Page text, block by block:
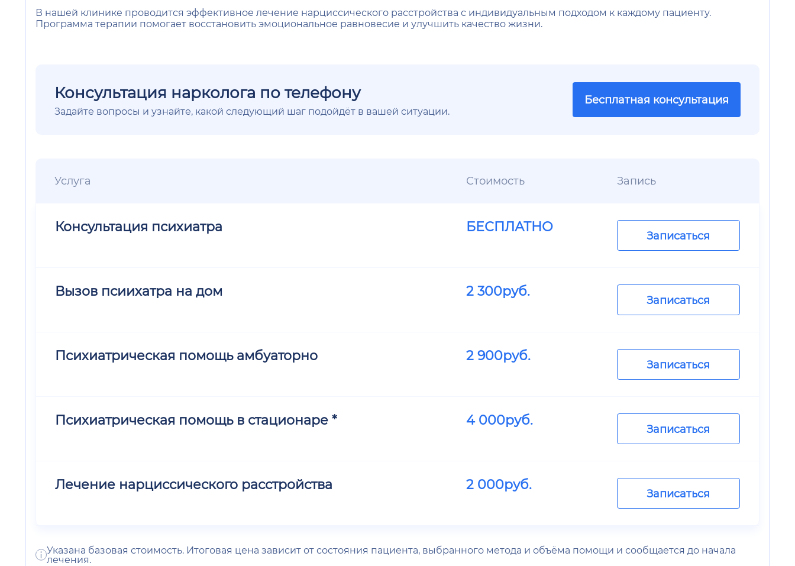
В нашей клинике проводится эффективное лечение нарциссического расстройства с индивидуальным подходом к каждому пациенту.
Программа терапии помогает восстановить эмоциональное равновесие и улучшить качество жизни.
Консультация нарколога по телефону
Задайте вопросы и узнайте, какой следующий шаг подойдёт в вашей ситуации.
Бесплатная консультация
Услуга Стоимость Запись
Консультация психиатра БЕСПЛАТНО
Записаться
Вызов псиихатра на дом 2 300руб.
Записаться
Психиатрическая помощь амбуаторно 2 900руб.
Записаться
Психиатрическая помощь в стационаре * 4 000руб.
Записаться
Лечение нарциссического расстройства 2 000руб.
Записаться
Указана базовая стоимость. Итоговая цена зависит от состояния пациента, выбранного метода и объёма помощи и сообщается до начала
лечения.